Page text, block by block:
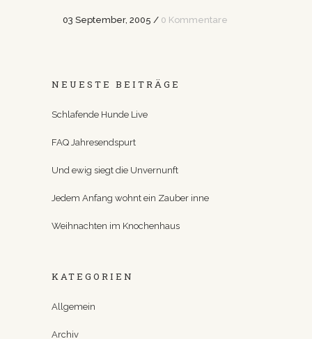
03 September, 2005 / 0 Kommentare
NEUESTE BEITRÄGE
Schlafende Hunde Live
FAQ Jahresendspurt
Und ewig siegt die Unvernunft
Jedem Anfang wohnt ein Zauber inne
Weihnachten im Knochenhaus
KATEGORIEN
Allgemein
Archiv